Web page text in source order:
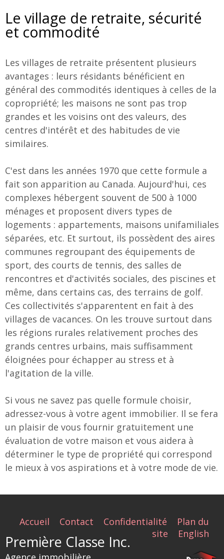
Le village de retraite, sécurité
et commodité
Les villages de retraite présentent plusieurs
avantages : leurs résidants bénéficient en
général des commodités identiques à celles de la
copropriété; les maisons ne sont pas trop
grandes et les voisins ont des valeurs, des
centres d'intérêt et des habitudes de vie
similaires.
C'est dans les années 1970 que cette formule a
fait son apparition au Canada. Aujourd'hui, ces
complexes hébergent souvent de 500 à 1000
ménages et proposent divers types de
logements : appartements, maisons unifamiliales
séparées, etc. Et surtout, ils possèdent des aires
communes regroupant des équipements de
sport, des courts de tennis, des salles de
rencontres et d'activités sociales, des piscines et
même, dans certains cas, des terrains de golf.
Ces collectivités s'apparentent en fait à des
villages de vacances. On les trouve surtout dans
les régions rurales relativement proches des
grands centres urbains, mais suffisamment
éloignées pour échapper au stress et à
l'agitation de la ville.
Si vous ne savez pas quelle formule choisir,
adressez-vous à votre agent immobilier. Il se fera
un plaisir de vous fournir gratuitement une
évaluation de votre maison et vous aidera à
déterminer le type de propriété qui correspond
le mieux à vos aspirations et à votre mode de vie.
Accueil Contact Confidentialité
Plan du
site
English
Première Classe Inc.